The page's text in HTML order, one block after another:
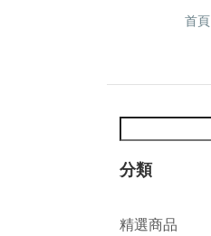
首頁
分類
精選商品